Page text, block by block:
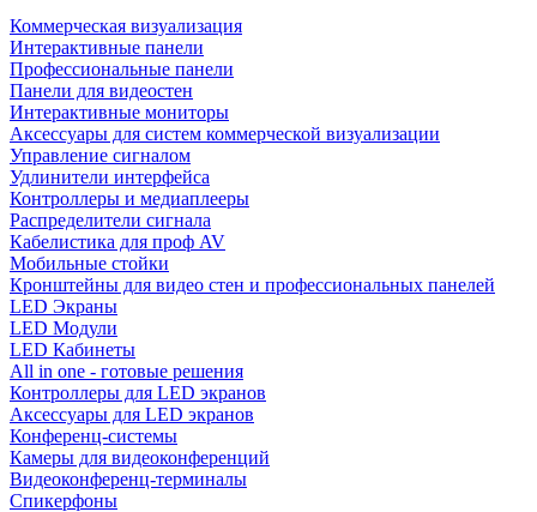
Коммерческая визуализация
Интерактивные панели
Профессиональные панели
Панели для видеостен
Интерактивные мониторы
Аксессуары для систем коммерческой визуализации
Управление сигналом
Удлинители интерфейса
Контроллеры и медиаплееры
Распределители сигнала
Кабелистика для проф AV
Мобильные стойки
Кронштейны для видео стен и профессиональных панелей
LED Экраны
LED Модули
LED Кабинеты
All in one - готовые решения
Контроллеры для LED экранов
Аксессуары для LED экранов
Конференц-системы
Камеры для видеоконференций
Видеоконференц-терминалы
Спикерфоны